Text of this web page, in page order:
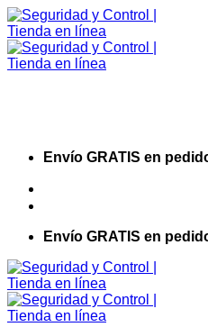
Saltar
al
contenido
Envío GRATIS en
Envío GRATIS en